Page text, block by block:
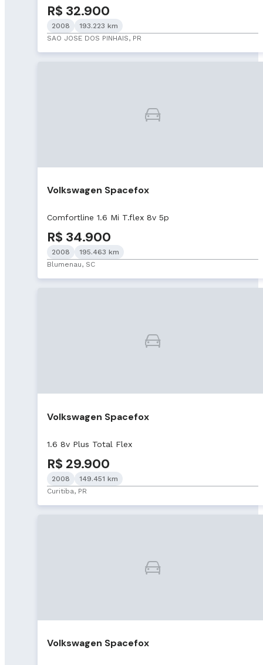
R$ 32.900
2008
193.223 km
SAO JOSE DOS PINHAIS, PR
Volkswagen Spacefox
Comfortline 1.6 Mi T.flex 8v 5p
R$ 34.900
2008
195.463 km
Blumenau, SC
Volkswagen Spacefox
1.6 8v Plus Total Flex
R$ 29.900
2008
149.451 km
Curitiba, PR
Volkswagen Spacefox